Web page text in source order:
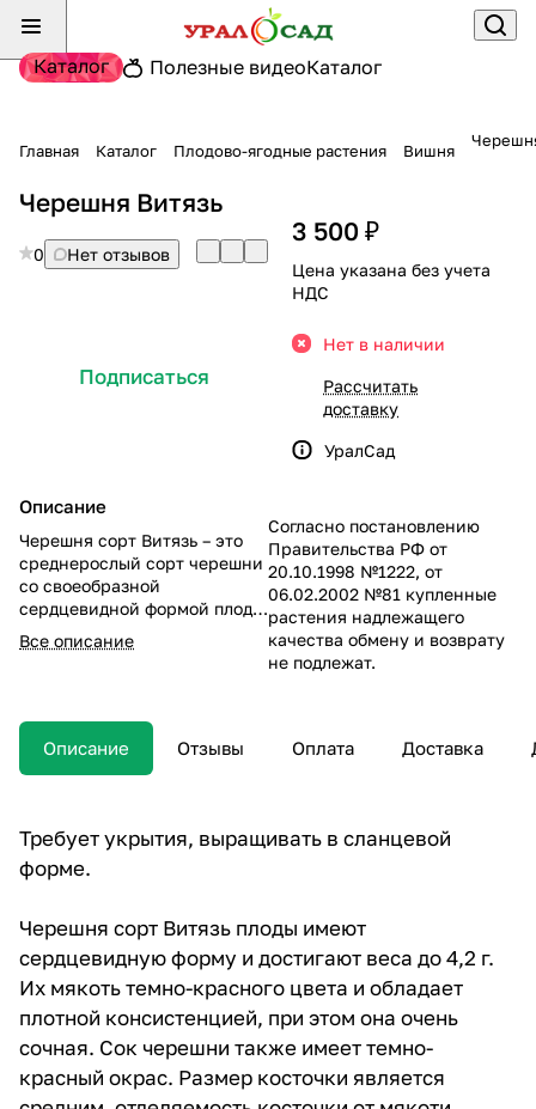
Каталог Полезные видеоКаталог
Главная Каталог Плодово-ягодные растения Вишня
Черешня Витязь
0 Нет отзывов
Подписаться
Описание
Черешня сорт Витязь – это
среднерослый сорт черешни
со своеобразной
сердцевидной формой плода.
Его мякоть имеет
насыщенный сладковатый
высокой урожайностью и
хорошей устойчивостью к
болезням. Он является
хотят получить вкусные и
сочные плоды на своем
садовом участке.
Все описание
3 500 ₽
Цена указана без учета
НДС
Нет в наличии
Рассчитать
доставку
УралСад
Согласно постановлению
Правительства РФ от
20.10.1998 №1222, от
06.02.2002 №81 купленные
растения надлежащего
качества обмену и возврату
не подлежат.
Описание Отзывы Оплата Доставка
Требует укрытия, выращивать в сланцевой
форме.
Черешня сорт Витязь плоды имеют
сердцевидную форму и достигают веса до 4,2 г.
Их мякоть темно-красного цвета и обладает
плотной консистенцией, при этом она очень
сочная. Сок черешни также имеет темно-
красный окрас. Размер косточки является